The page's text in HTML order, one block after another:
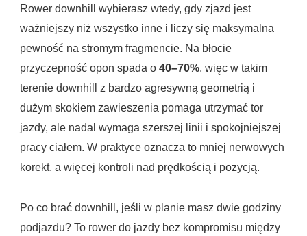
Rower downhill wybierasz wtedy, gdy zjazd jest
ważniejszy niż wszystko inne i liczy się maksymalna
pewność na stromym fragmencie. Na błocie
przyczepność opon spada o 40–70%, więc w takim
terenie downhill z bardzo agresywną geometrią i
dużym skokiem zawieszenia pomaga utrzymać tor
jazdy, ale nadal wymaga szerszej linii i spokojniejszej
pracy ciałem. W praktyce oznacza to mniej nerwowych
korekt, a więcej kontroli nad prędkością i pozycją.
Po co brać downhill, jeśli w planie masz dwie godziny
podjazdu? To rower do jazdy bez kompromisu między